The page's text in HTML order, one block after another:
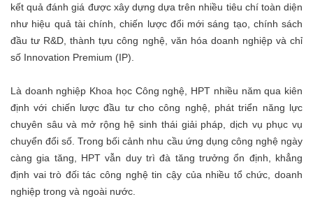
kết quả đánh giá được xây dựng dựa trên nhiều tiêu chí toàn diện
như hiệu quả tài chính, chiến lược đổi mới sáng tạo, chính sách
đầu tư R&D, thành tựu công nghệ, văn hóa doanh nghiệp và chỉ
số Innovation Premium (IP).
Là doanh nghiệp Khoa học Công nghệ, HPT nhiều năm qua kiên
định với chiến lược đầu tư cho công nghệ, phát triển năng lực
chuyên sâu và mở rộng hệ sinh thái giải pháp, dịch vụ phục vụ
chuyển đổi số. Trong bối cảnh nhu cầu ứng dụng công nghệ ngày
càng gia tăng, HPT vẫn duy trì đà tăng trưởng ổn định, khẳng
định vai trò đối tác công nghệ tin cậy của nhiều tổ chức, doanh
nghiệp trong và ngoài nước.